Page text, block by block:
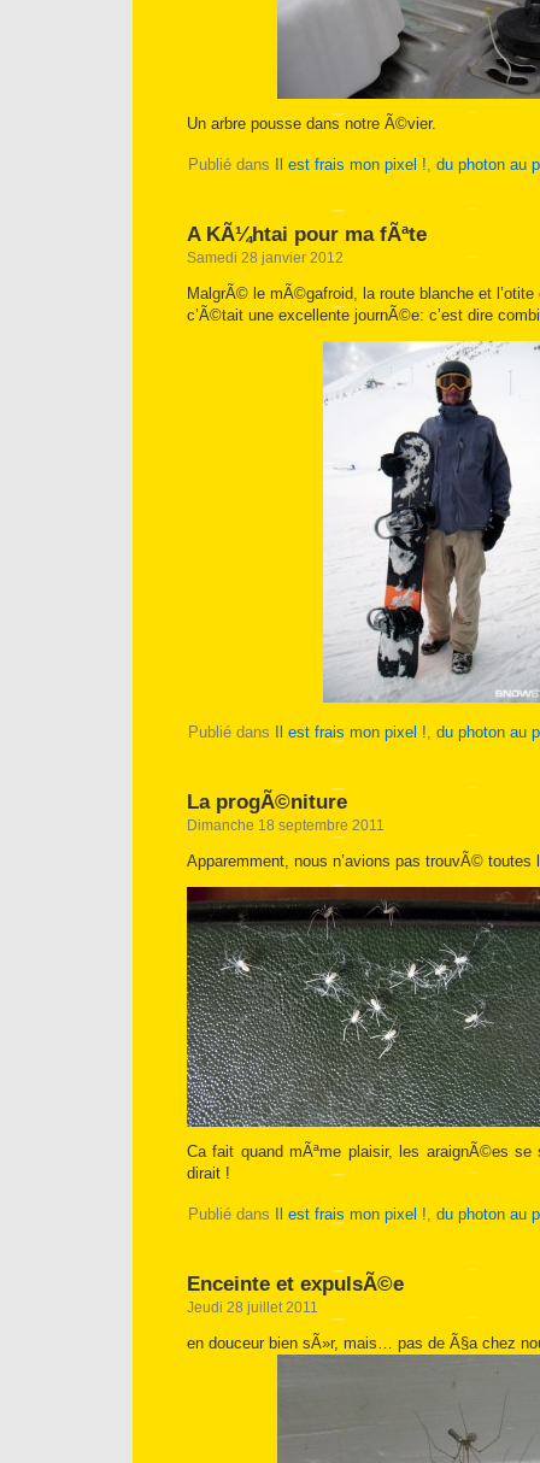
Un arbre pousse dans notre Ã©vier.
Publié dans Il est frais mon pixel !, du photon au
A KÃ¼htai pour ma fÃªte
Samedi 28 janvier 2012
MalgrÃ© le mÃ©gafroid, la route blanche et
c’Ã©tait une excellente journÃ©e: c’est dire
Publié dans Il est frais mon pixel !, du photon au
La progÃ©niture
Dimanche 18 septembre 2011
Apparemment, nous n’avions pas trouvÃ©
Ca fait quand mÃªme plaisir, les araignÃ©es
dirait !
Publié dans Il est frais mon pixel !, du photon au
Enceinte et expulsÃ©e
Jeudi 28 juillet 2011
en douceur bien sÃ»r, mais… pas de Ã§a chez